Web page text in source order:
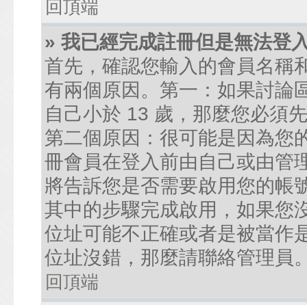
回頂端
» 我已經完成註冊但是無法登
首先，確認您輸入的會員名稱
有兩個原因。第一：如果討論
自己小於 13 歲，那麼您必須
第二個原因：很可能是因為您
冊會員在登入前由自己或由管
將告訴您是否需要啟用您的帳
其中的步驟完成啟用，如果您
位址可能不正確或者是被當作
位址沒錯，那麼請聯絡管理員
回頂端